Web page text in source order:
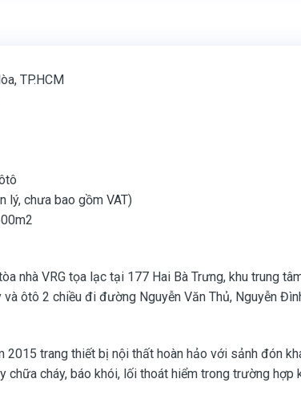
TP.HCM
lý, chưa bao gồm VAT)
nhà VRG tọa lạc tại 177 Hai Bà Trưng, khu trung
ôtô 2 chiều đi đường Nguyễn Văn Thủ, Nguyễn
2015 trang thiết bị nội thất hoàn hảo với sảnh đón
chữa cháy, báo khói, lối thoát hiểm trong trường